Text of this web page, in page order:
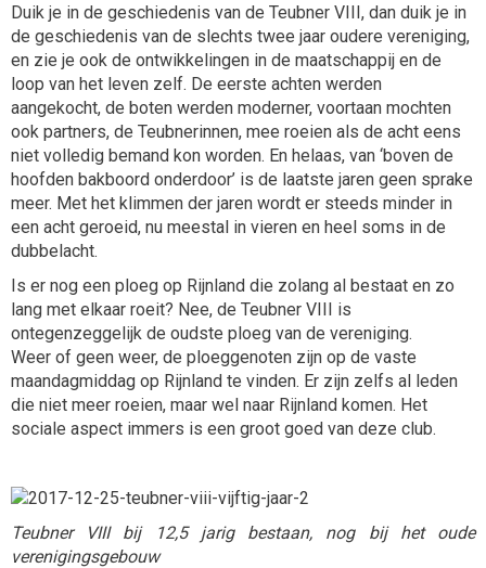
Duik je in de geschiedenis van de Teubner VIII, dan duik je in
de geschiedenis van de slechts twee jaar oudere vereniging,
en zie je ook de ontwikkelingen in de maatschappij en de
loop van het leven zelf. De eerste achten werden
aangekocht, de boten werden moderner, voortaan mochten
ook partners, de Teubnerinnen, mee roeien als de acht eens
niet volledig bemand kon worden. En helaas, van ‘boven de
hoofden bakboord onderdoor’ is de laatste jaren geen sprake
meer. Met het klimmen der jaren wordt er steeds minder in
een acht geroeid, nu meestal in vieren en heel soms in de
dubbelacht.
Is er nog een ploeg op Rijnland die zolang al bestaat en zo
lang met elkaar roeit? Nee, de Teubner VIII is
ontegenzeggelijk de oudste ploeg van de vereniging.
Weer of geen weer, de ploeggenoten zijn op de vaste
maandagmiddag op Rijnland te vinden. Er zijn zelfs al leden
die niet meer roeien, maar wel naar Rijnland komen. Het
sociale aspect immers is een groot goed van deze club.
Teubner VIII bij 12,5 jarig bestaan, nog bij het oude
verenigingsgebouw